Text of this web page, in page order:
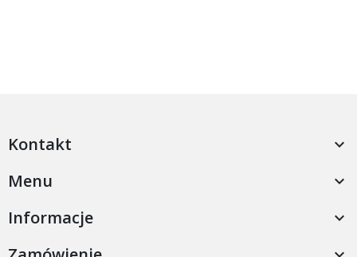
Kontakt 
Menu 
Informacje 